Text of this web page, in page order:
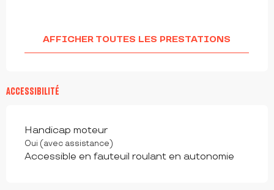
AFFICHER TOUTES LES PRESTATIONS
ACCESSIBILITÉ
Handicap moteur
Oui (avec assistance)
Accessible en fauteuil roulant en autonomie